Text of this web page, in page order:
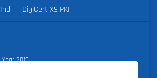
DigiCert X9 PKI
2019